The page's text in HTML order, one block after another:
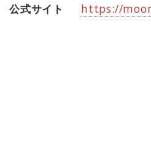
公式サイト
https://